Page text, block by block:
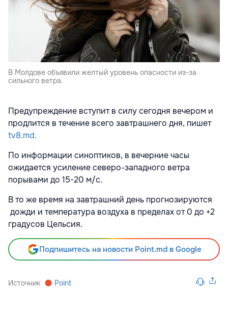
В Молдове объявили желтый уровень опасности из-за
сильного ветра.
Предупреждение вступит в силу сегодня вечером и
продлится в течение всего завтрашнего дня, пишет
tv8.md.
По информации синоптиков, в вечерние часы
ожидается усиление северо-западного ветра
порывами до 15-20 м/c.
В то же время на завтрашний день прогнозируются
дожди и температура воздуха в пределах от 0 до +2
градусов Цельсия.
Подпишитесь на новости Point.md в Google
Источник Point